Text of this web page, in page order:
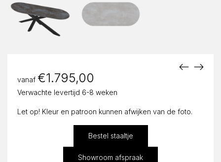
vanaf €1.795,00
Verwachte levertijd 6-8 weken
Let op! Kleur en patroon kunnen afwijken van de foto.
Bestel staaltje
Showroom afspraak